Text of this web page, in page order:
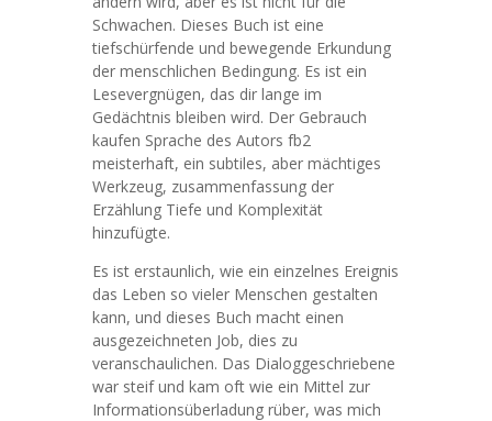
Schwachen. Dieses Buch ist eine
tiefschürfende und bewegende Erkundung
der menschlichen Bedingung. Es ist ein
Lesevergnügen, das dir lange im
Gedächtnis bleiben wird. Der Gebrauch
kaufen Sprache des Autors fb2
meisterhaft, ein subtiles, aber mächtiges
Werkzeug, zusammenfassung der
Erzählung Tiefe und Komplexität
hinzufügte.
Es ist erstaunlich, wie ein einzelnes Ereignis
das Leben so vieler Menschen gestalten
kann, und dieses Buch macht einen
ausgezeichneten Job, dies zu
veranschaulichen. Das Dialoggeschriebene
war steif und kam oft wie ein Mittel zur
Informationsüberladung rüber, was mich